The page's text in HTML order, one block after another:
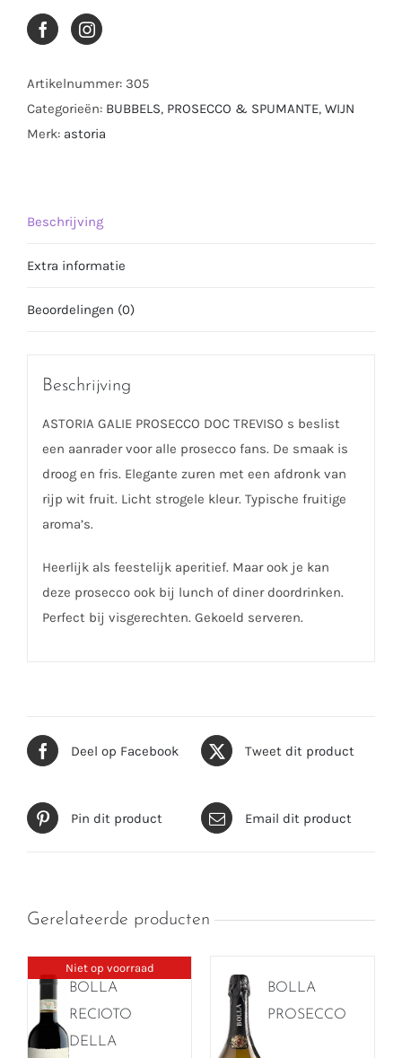
0.75
LTR
Artikelnummer: 305
Categorieën: BUBBELS, PROSECCO & SPUMANTE, WIJN
Merk: astoria
Beschrijving
Extra informatie
Beoordelingen (0)
Beschrijving
ASTORIA GALIE PROSECCO DOC TREVISO s beslist
een aanrader voor alle prosecco fans. De smaak is
droog en fris. Elegante zuren met een afdronk van
rijp wit fruit. Licht strogele kleur. Typische fruitige
aroma’s.
Heerlijk als feestelijk aperitief. Maar ook je kan
deze prosecco ook bij lunch of diner doordrinken.
Perfect bij visgerechten. Gekoeld serveren.
Deel op Facebook Tweet dit product
Pin dit product Email dit product
Gerelateerde producten
Niet op voorraad
BOLLA
RECIOTO
DELLA
BOLLA
PROSECCO